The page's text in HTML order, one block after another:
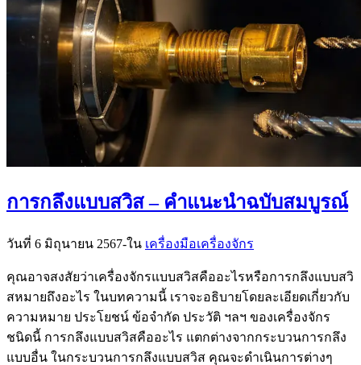
การกลึงแบบสวิส – คำแนะนำฉบับสมบูรณ์
วันที่ 6 มิถุนายน 2567-ใน เครื่องมือเครื่องจักร
คุณอาจสงสัยว่าเครื่องจักรแบบสวิสคืออะไรหรือการกลึงแบบสวิ
สหมายถึงอะไร ในบทความนี้ เราจะอธิบายโดยละเอียดเกี่ยวกับ
ความหมาย ประโยชน์ ข้อจำกัด ประวัติ ฯลฯ ของเครื่องจักร
ชนิดนี้ การกลึงแบบสวิสคืออะไร แตกต่างจากกระบวนการกลึง
แบบอื่น ในกระบวนการกลึงแบบสวิส คุณจะดำเนินการต่างๆ